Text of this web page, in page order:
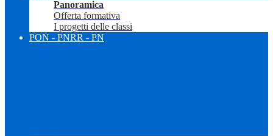
Panoramica
Offerta formativa
I progetti delle classi
PON - PNRR - PN